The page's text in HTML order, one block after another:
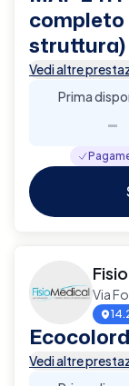
struttura)
Vedi altre
Prima
-
Via
Vedi altre